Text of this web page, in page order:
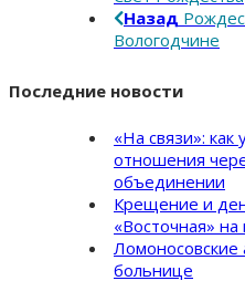
Назад
Вологодчине
Последние новости
«На связи»:
отношения
объединении
Крещение и
«Восточная»
Ломоносовские
больнице